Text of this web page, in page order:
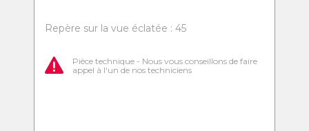
Repère sur la vue éclatée : 45
Pièce technique - Nous vous conseillons de faire
appel à l'un de nos techniciens